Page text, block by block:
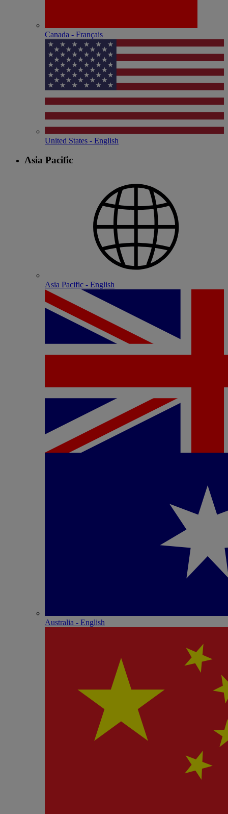
Canada - Français
United States - English
Asia Pacific
Asia Pacific - English
Australia - English